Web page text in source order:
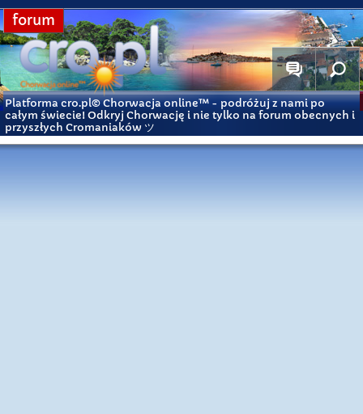
forum
Platforma cro.pl© Chorwacja online™ - podróżuj z nami po
całym świecie! Odkryj Chorwację i nie tylko na forum obecnych i
przyszłych Cromaniaków ツ